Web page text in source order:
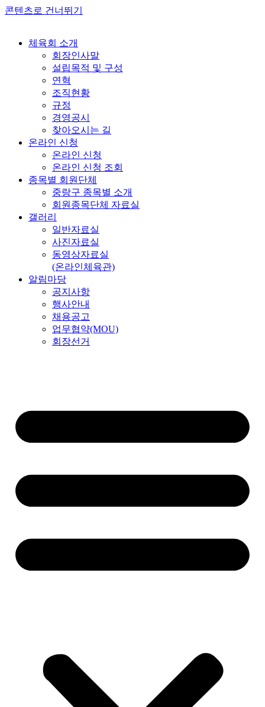
콘텐츠로 건너뛰기
체육회 소개
회장인사말
설립목적 및 구성
연혁
조직현황
규정
경영공시
찾아오시는 길
온라인 신청
온라인 신청
온라인 신청 조회
종목별 회원단체
중랑구 종목별 소개
회원종목단체 자료실
갤러리
일반자료실
사진자료실
동영상자료실
(온라인체육관)
알림마당
공지사항
행사안내
채용공고
업무협약(MOU)
회장선거